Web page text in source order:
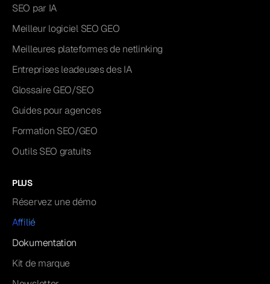
SEO par IA
Meilleur logiciel SEO GEO
Meilleures plateformes de netlinking
Entreprises leadeuses des IA
Glossaire GEO/SEO
Guides pour agences
Formation SEO/GEO
Outils SEO gratuits
PLUS
Réservez une démo
Affilié
Dokumentation
Kit de marque